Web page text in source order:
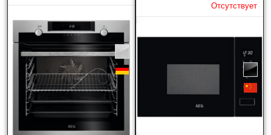
Отсутствует